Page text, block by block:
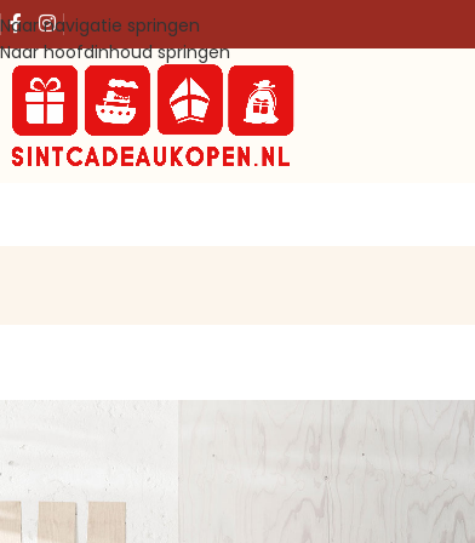
Naar navigatie springen
Naar hoofdinhoud springen